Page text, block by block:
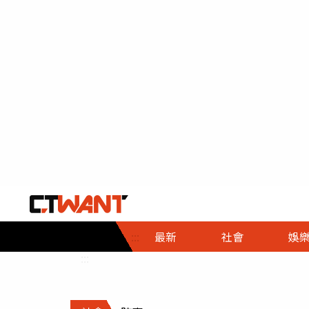
::: 最新 社會
社會首頁
時事
調查
娛樂
娛樂首頁
即時
財經首頁
熱線
政